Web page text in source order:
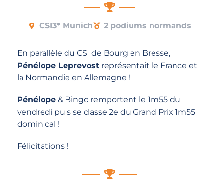
CSI3* Munich 2 podiums normands
En parallèle du CSI de Bourg en Bresse,
Pénélope Leprevost représentait le France et
la Normandie en Allemagne !
Pénélope & Bingo remportent le 1m55 du
vendredi puis se classe 2e du Grand Prix 1m55
dominical !
Félicitations !